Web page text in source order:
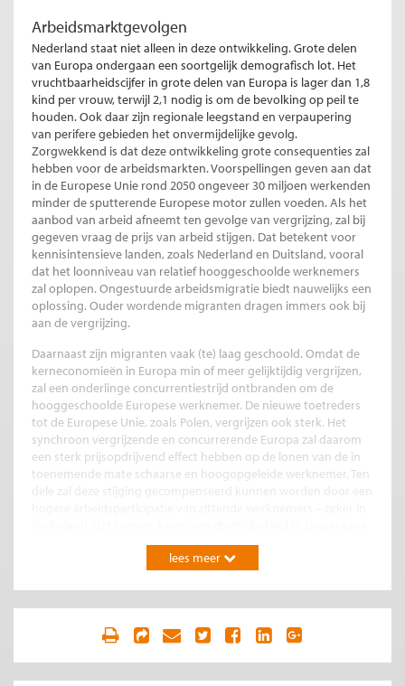
Arbeidsmarktgevolgen
Nederland staat niet alleen in deze ontwikkeling. Grote delen
van Europa ondergaan een soortgelijk demografisch lot. Het
vruchtbaarheidscijfer in grote delen van Europa is lager dan 1,8
kind per vrouw, terwijl 2,1 nodig is om de bevolking op peil te
houden. Ook daar zijn regionale leegstand en verpaupering
van perifere gebieden het onvermijdelijke gevolg.
Zorgwekkend is dat deze ontwikkeling grote consequenties zal
hebben voor de arbeidsmarkten. Voorspellingen geven aan dat
in de Europese Unie rond 2050 ongeveer 30 miljoen werkenden
minder de sputterende Europese motor zullen voeden. Als het
aanbod van arbeid afneemt ten gevolge van vergrijzing, zal bij
gegeven vraag de prijs van arbeid stijgen. Dat betekent voor
kennisintensieve landen, zoals Nederland en Duitsland, vooral
dat het loonniveau van relatief hooggeschoolde werknemers
zal oplopen. Ongestuurde arbeidsmigratie biedt nauwelijks een
oplossing. Ouder wordende migranten dragen immers ook bij
aan de vergrijzing.
Daarnaast zijn migranten vaak (te) laag geschoold. Omdat de
kerneconomieën in Europa min of meer gelijktijdig vergrijzen,
zal een onderlinge concurrentiestrijd ontbranden om de
hooggeschoolde Europese werknemer. De nieuwe toetreders
tot de Europese Unie, zoals Polen, vergrijzen ook sterk. Het
synchroon vergrijzende en concurrerende Europa zal daarom
een sterk prijsopdrijvend effect hebben op de lonen van de in
toenemende mate schaarse en hoogopgeleide werknemer. Ten
is echter dat de stijgende lonen juist de arbeidsparticipatie
kunnen verminderen, omdat het eerder ‘uitkan’ om minder en
Strijd om hoogopgeleiden
Het gevecht om de hooggeschoolde werknemer blijft niet
Verenigde Staten werken met een veel sterker op de
lees meer